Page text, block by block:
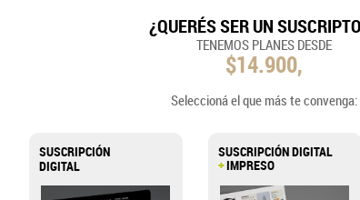
¿QUERÉS SER UN
TENEMOS PLANES DESDE
$14.900,
Seleccioná el que más te convenga:
SUSCRIPCIÓN
DIGITAL
SUSCRIPCIÓN DIGITAL
+IMPRESO